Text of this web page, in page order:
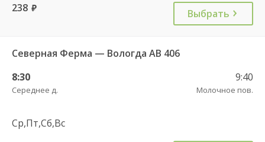
238 руб. Выбрать
Северная Ферма — Вологда АВ 406
8:30
Середнее д.
9:40
Молочное пов.
Ср,Пт,Сб,Вс